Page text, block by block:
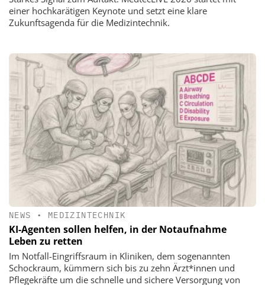
einer hochkarätigen Keynote und setzt eine klare
Zukunftsagenda für die Medizintechnik.
NEWS • MEDIZINTECHNIK
KI-Agenten sollen helfen, in der Notaufnahme
Leben zu retten
Im Notfall-Eingriffsraum in Kliniken, dem sogenannten
Schockraum, kümmern sich bis zu zehn Ärzt*innen und
Pflegekräfte um die schnelle und sichere Versorgung von